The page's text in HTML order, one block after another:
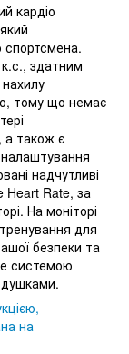
кардіо
спортсмена.
здатним
тому що немає
а також є
налаштування
надчутливі
Heart Rate, за
На моніторі
для
безпеки та
системою
на